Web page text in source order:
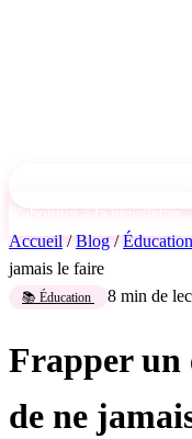
S'abonner à la newsletter
Accueil / Blog / Éducation
jamais le faire
📚 Éducation 8 min de
Frapper un
de ne